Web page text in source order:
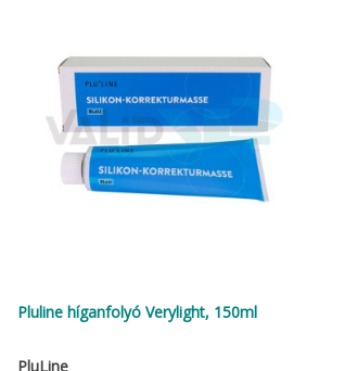
Pluline híganfolyó Verylight, 150ml
PluLine